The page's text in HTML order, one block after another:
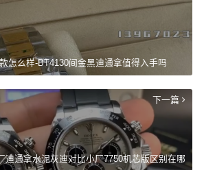
怎么样-BT4130间金黑迪通拿值得入手吗
下一篇
迪通拿水泥灰迪对比小厂7750机芯版区别在哪